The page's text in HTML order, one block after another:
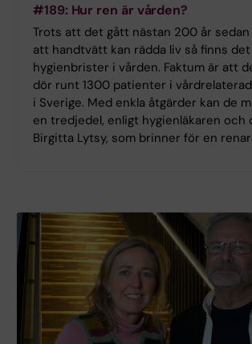
#189: Hur ren är vården?
Trots att det gått nästan 200 år
att handtvätt kan rädda liv så finns
hygienbrister i vården. Faktum är att
dör runt 1300 patienter i
i Sverige. Med enkla åtgärder kan de
en tredjedel, enligt hygienläkaren och
Birgitta Lytsy, som brinner för en